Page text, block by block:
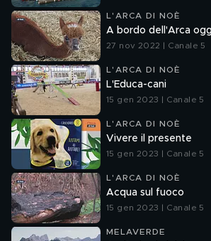
L'ARCA DI NOÈ
A bordo dell'Arca
27 nov 2022 | Canale 5
L'ARCA DI NOÈ
L'Educa-cani
15 gen 2023 | Canale 5
L'ARCA DI NOÈ
Vivere il presente
15 gen 2023 | Canale 5
L'ARCA DI NOÈ
Acqua sul fuoco
15 gen 2023 | Canale 5
MELAVERDE